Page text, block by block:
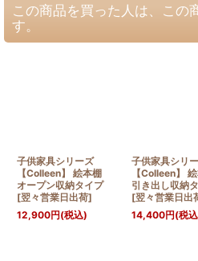
この商品を買った人は、この
す。
子供家具シリーズ
【Colleen】 絵本棚
オープン収納タイプ
[翌々営業日出荷]
12,900円(税込)
子供家具シリ
【Colleen】
引き出し収納
[翌々営業日出
14,400円(税